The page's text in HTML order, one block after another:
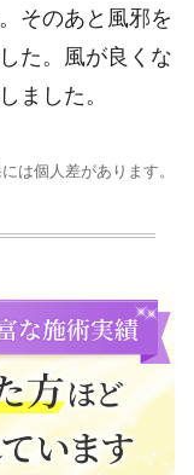
そのあと風邪を
た。風が良くな
ました。
は個人差があります。